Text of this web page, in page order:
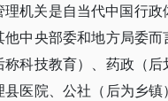
理机关是自当代中国行
他中央部委和地方局委
称科技教育）、药政（
医院、公社（后为乡